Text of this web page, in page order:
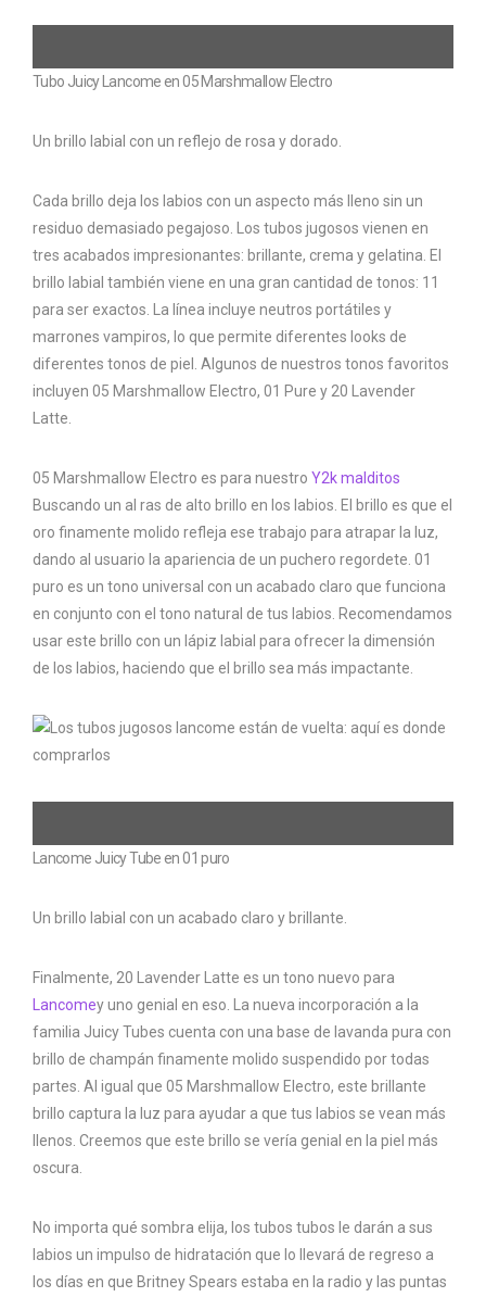
Tubo Juicy Lancome en 05 Marshmallow Electro
Un brillo labial con un reflejo de rosa y dorado.
Cada brillo deja los labios con un aspecto más lleno sin un
residuo demasiado pegajoso. Los tubos jugosos vienen en
tres acabados impresionantes: brillante, crema y gelatina. El
brillo labial también viene en una gran cantidad de tonos: 11
para ser exactos. La línea incluye neutros portátiles y
marrones vampiros, lo que permite diferentes looks de
diferentes tonos de piel. Algunos de nuestros tonos favoritos
incluyen 05 Marshmallow Electro, 01 Pure y 20 Lavender
Latte.
05 Marshmallow Electro es para nuestro Y2k malditos
Buscando un al ras de alto brillo en los labios. El brillo es que el
oro finamente molido refleja ese trabajo para atrapar la luz,
dando al usuario la apariencia de un puchero regordete. 01
puro es un tono universal con un acabado claro que funciona
en conjunto con el tono natural de tus labios. Recomendamos
usar este brillo con un lápiz labial para ofrecer la dimensión
de los labios, haciendo que el brillo sea más impactante.
Lancome Juicy Tube en 01 puro
Un brillo labial con un acabado claro y brillante.
Finalmente, 20 Lavender Latte es un tono nuevo para
Lancomey uno genial en eso. La nueva incorporación a la
familia Juicy Tubes cuenta con una base de lavanda pura con
brillo de champán finamente molido suspendido por todas
partes. Al igual que 05 Marshmallow Electro, este brillante
brillo captura la luz para ayudar a que tus labios se vean más
llenos. Creemos que este brillo se vería genial en la piel más
oscura.
No importa qué sombra elija, los tubos tubos le darán a sus
labios un impulso de hidratación que lo llevará de regreso a
los días en que Britney Spears estaba en la radio y las puntas